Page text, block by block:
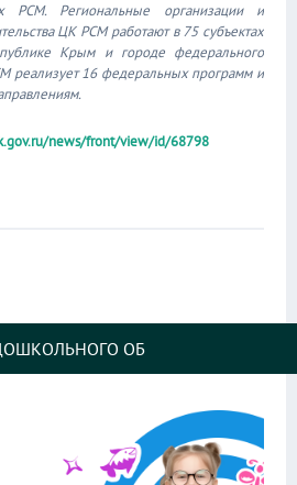
РСМ. Региональные организации и
ЦК РСМ работают в 75 субъектах
Крым и городе федерального
реализует 16 федеральных программ и
news/front/view/id/68798
ОБ